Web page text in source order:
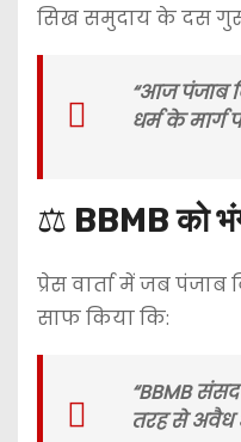
सिख समुदाय के दस
“आज पंजाब
धर्म के मार्ग
⚖️ BBMB को
प्रेस वार्ता में जब पंजाब
साफ किया कि:
“BBMB
तरह से अवैध